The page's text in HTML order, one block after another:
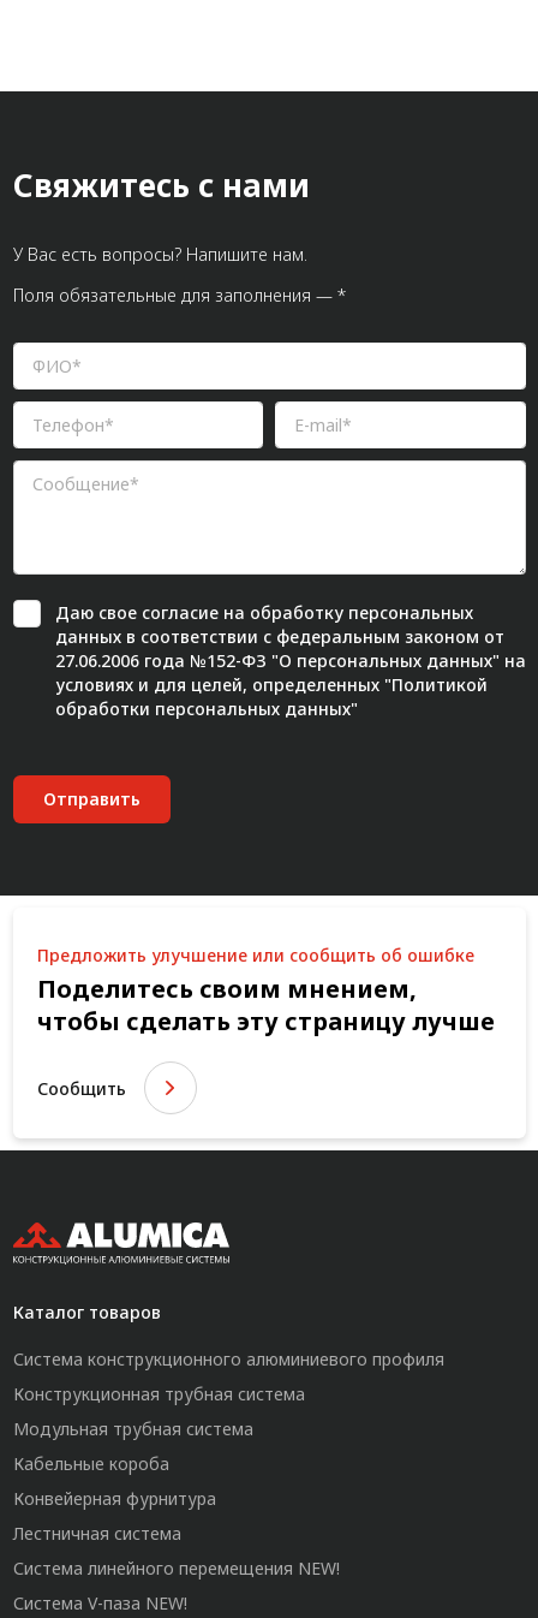
Свяжитесь с нами
У Вас есть вопросы? Напишите нам.
Поля обязательные для заполнения — *
Даю свое согласиена обработку персональных
данных в соответствии с федеральным законом от
27.06.2006 года №152-ФЗ "О персональных данных" на
условиях и для целей, определенных "Политикой
обработки персональных данных"
Отправить
Предложить улучшение или сообщить об ошибке
Поделитесь своим мнением,
чтобы сделать эту страницу лучше
Сообщить
Каталог товаров
Система конструкционного алюминиевого профиля
Конструкционная трубная система
Модульная трубная система
Кабельные короба
Конвейерная фурнитура
Лестничная система
Система линейного перемещения NEW!
Система V-паза NEW!